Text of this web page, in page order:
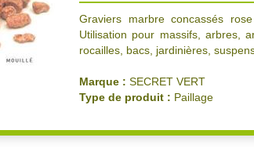
Graviers marbre concassés
Utilisation pour massifs, arbres,
rocailles, bacs, jardinières,
Marque : SECRET VERT
Type de produit : Paillage